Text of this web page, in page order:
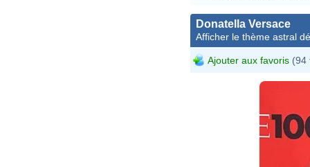
Donatella Versace
Afficher le thème astral
Ajouter aux favoris (94